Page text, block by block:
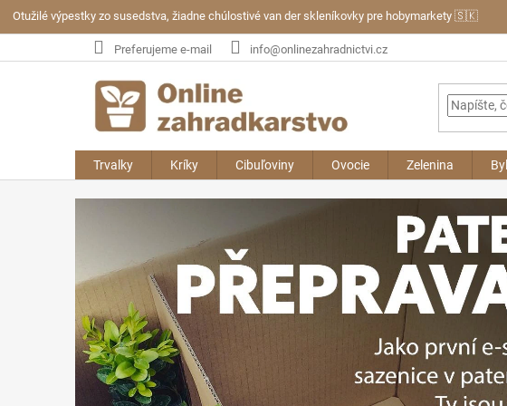
Otužilé výpestky zo susedstva, žiadne chúlostivé van der skleníkovky pre hobymarkety 🇸🇰
Preferujeme e-mail info@onlinezahradnictvi.cz
Trvalky Kríky Cibuľoviny Ovocie Zelenina